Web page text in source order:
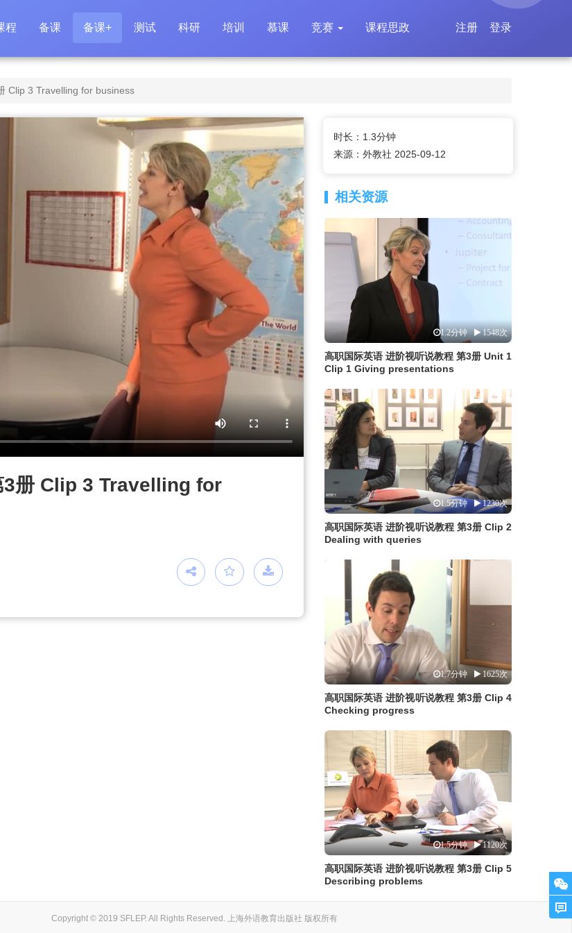
程 备课 备课+ 测试 科研 培训 慕课 竞赛 课程思政 登录
注册
Clip 3 Travelling for business
3册 Clip 3 Travelling for
时长：1.3分钟
来源：外教社 2025-09-12
相关资源
1.2分钟 1548次
高职国际英语 进阶视听说教程 第3册 Unit 1
Clip 1 Giving presentations
1.5分钟 1230次
高职国际英语 进阶视听说教程 第3册 Clip 2
Dealing with queries
1.7分钟 1625次
高职国际英语 进阶视听说教程 第3册 Clip 4
Checking progress
1.5分钟 1120次
高职国际英语 进阶视听说教程 第3册 Clip 5
Describing problems
Copyright © 2019 SFLEP. All Rights Reserved. 上海外语教育出版社 版权所有